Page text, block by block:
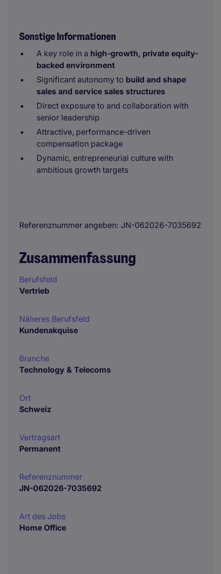
Sonstige Informationen
A key role in a high-growth, private equity-
backed environment
Significant autonomy to build and shape
sales and service sales structures
Direct exposure to and collaboration with
senior leadership
Attractive, performance-driven
compensation package
Dynamic, entrepreneurial culture with
ambitious growth targets
Referenznummer angeben JN-062026-7035692
Zusammenfassung
Berufsfeld
Vertrieb
Näheres Berufsfeld
Kundenakquise
Branche
Technology & Telecoms
Ort
Schweiz
Vertragsart
Permanent
Referenznummer
JN-062026-7035692
Art des Jobs
Home Office